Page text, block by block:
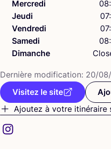
Mercredi
Jeudi
Vendredi
Samedi
Dimanche
Der­nière modi­fi­ca­tion: 20/08/
Visitez le site
Ajoutez à votre itinéraire